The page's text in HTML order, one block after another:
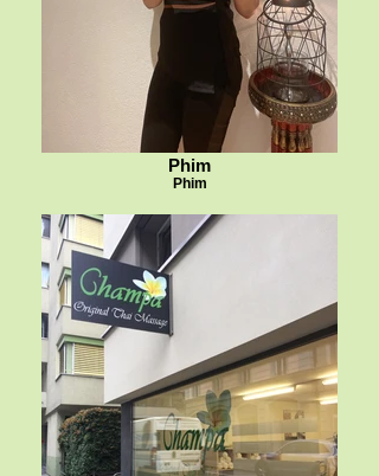
Phim
Phim